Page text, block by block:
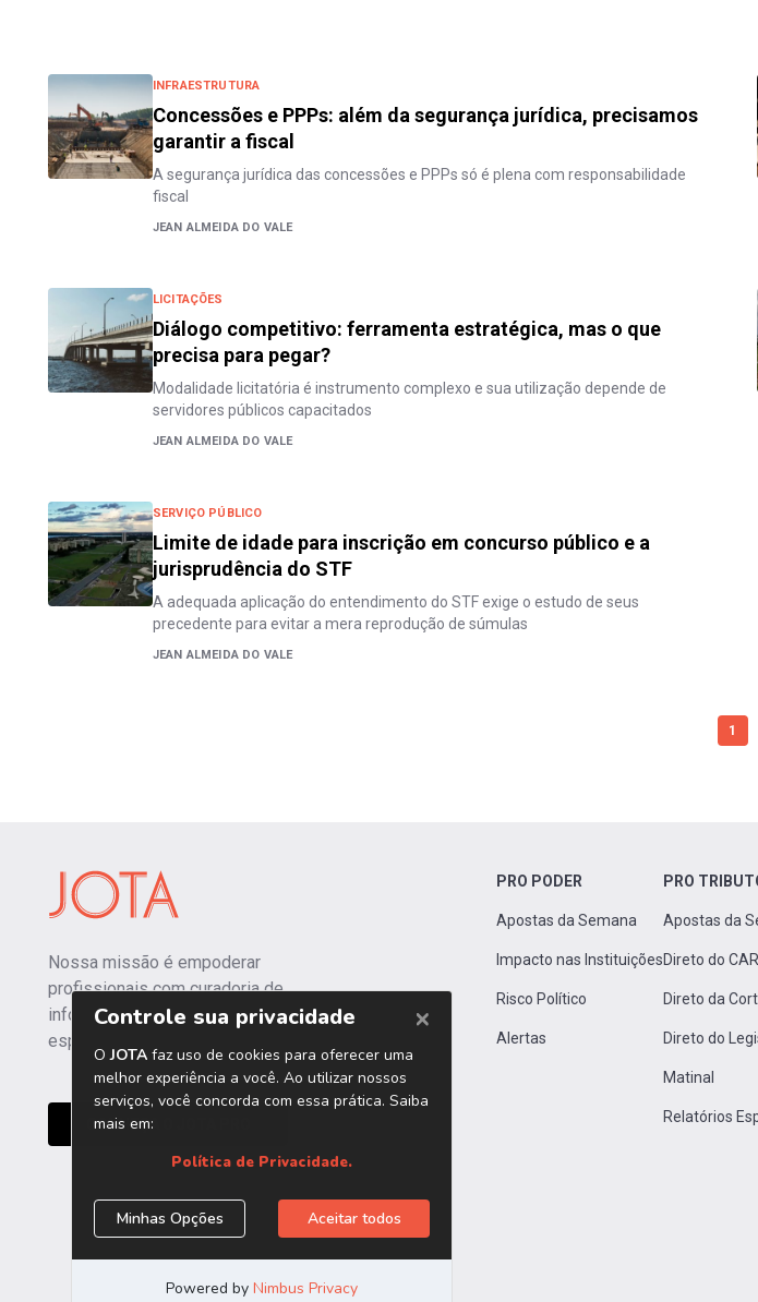
INFRAESTRUTURA
Concessões e PPPs: além da segurança jurídica, precisamos
garantir a fiscal
A segurança jurídica das concessões e PPPs só é plena com responsabilidade
fiscal
JEAN ALMEIDA DO VALE
LICITAÇÕES
Diálogo competitivo: ferramenta estratégica, mas o que
precisa para pegar?
Modalidade licitatória é instrumento complexo e sua utilização depende de
servidores públicos capacitados
JEAN ALMEIDA DO VALE
SERVIÇO PÚBLICO
Limite de idade para inscrição em concurso público e a
jurisprudência do STF
A adequada aplicação do entendimento do STF exige o estudo de seus
precedente para evitar a mera reprodução de súmulas
JEAN ALMEIDA DO VALE
1
Nossa missão é empoderar
profissionais com curadoria de
informações independentes e
especializadas.
CONHEÇA O JOTA PRO
PRO PODER
Apostas da Semana
Impacto nas Instituições
Risco Político
Alertas
PRO
Apostas da
Direto do
Direto da
Direto do
Matinal
Relatórios